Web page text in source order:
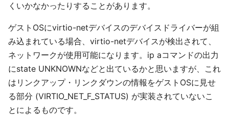
くいかなかったりすることがあります。
ゲストOSにvirtio-netデバイスのデバイスドライバーが組
み込まれている場合、virtio-netデバイスが検出されて、
ネットワークが使用可能になります。ip aコマンドの出力
にstate UNKNOWNなどと出ているかと思いますが、これ
はリンクアップ・リンクダウンの情報をゲストOSに見せ
る部分 (VIRTIO_NET_F_STATUS) が実装されていないこ
とによるものです。